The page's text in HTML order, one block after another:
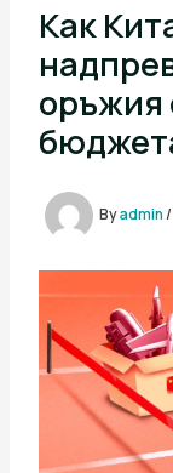
Как
оръжия
Byadmin/